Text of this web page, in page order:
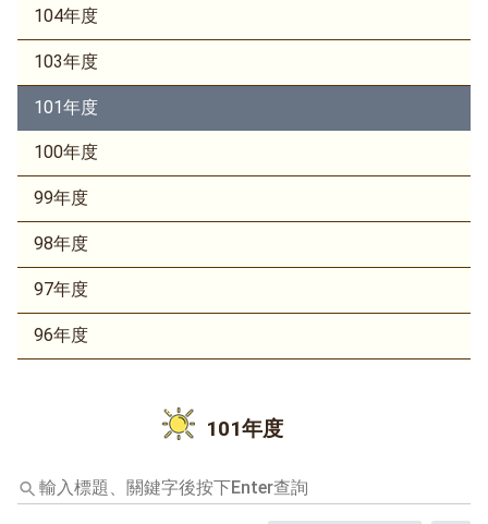
104年度
103年度
101年度
100年度
99年度
98年度
97年度
96年度
101年度
輸
入